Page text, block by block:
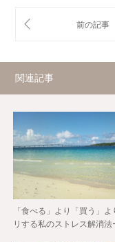
関連記事
「食べる」より「買う」よ
リする私のストレス解消